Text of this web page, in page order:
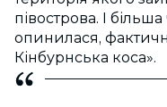
півострова. І
опинилася,
Кінбурнська коса».